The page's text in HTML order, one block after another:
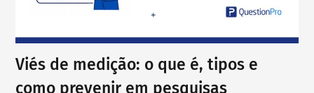
Viés de medição: o que é, tipos e
como prevenir em pesquisas